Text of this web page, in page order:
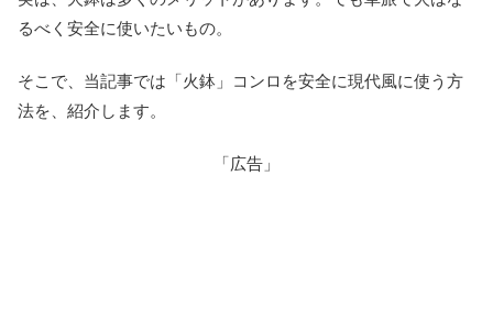
るべく安全に使いたいもの。
そこで、当記事では「火鉢」コンロを安全に現代風に使う方
法を、紹介します。
「広告」